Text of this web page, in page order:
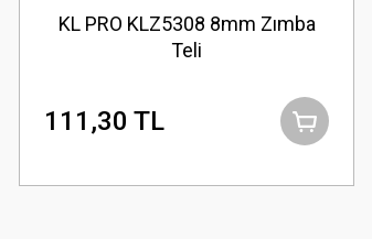
KL PRO KLZ5308 8mm Zımba
Teli
111,30 TL